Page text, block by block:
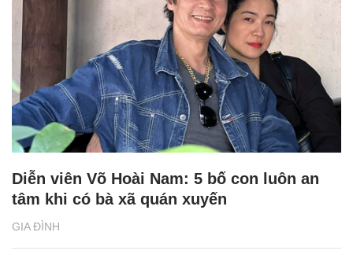
GIA ĐÌNH
Diễn viên Võ Hoài Nam: 5 bố con luôn an
tâm khi có bà xã quán xuyến